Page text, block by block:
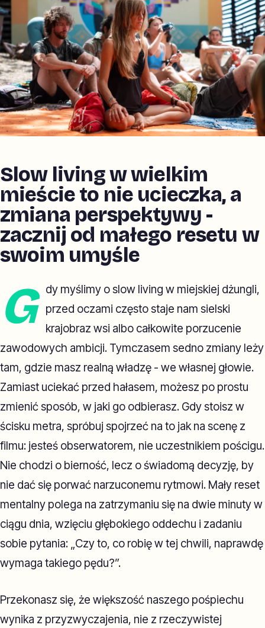
Slow living w wielkim
mieście to nie ucieczka, a
zmiana perspektywy -
zacznij od małego resetu w
swoim umyśle
G
dy myślimy o slow living w miejskiej dżungli,
przed oczami często staje nam sielski
krajobraz wsi albo całkowite porzucenie
zawodowych ambicji. Tymczasem sedno zmiany leży
tam, gdzie masz realną władzę - we własnej głowie.
Zamiast uciekać przed hałasem, możesz po prostu
zmienić sposób, w jaki go odbierasz. Gdy stoisz w
ścisku metra, spróbuj spojrzeć na to jak na scenę z
filmu: jesteś obserwatorem, nie uczestnikiem pościgu.
Nie chodzi o bierność, lecz o świadomą decyzję, by
nie dać się porwać narzuconemu rytmowi. Mały reset
mentalny polega na zatrzymaniu się na dwie minuty w
ciągu dnia, wzięciu głębokiego oddechu i zadaniu
sobie pytania: „Czy to, co robię w tej chwili, naprawdę
wymaga takiego pędu?”.
Przekonasz się, że większość naszego pośpiechu
wynika z przyzwyczajenia, nie z rzeczywistej